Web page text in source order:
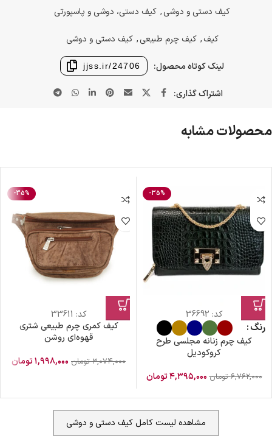
کیف دستی و دوشی, کیف دستی، دوشی و پاسپورتی
کیف, کیف چرم طبیعی, کیف دستی و دوشی
لینک کوتاه محصول: jjss.ir/24706
اشتراک گذاری:
محصولات مشابه
-35%
کد: 36692
رنگ
کیف چرم زنانه مجلسی طرح
کروکودیل
۶,۷۶۲,۰۰۰ تومان ۴,۳۹۵,۰۰۰تومان
-35%
کد: 33611
کیف کمری چرم طبیعی شتری
قهوه‌ای روشن
۳,۰۷۴,۰۰۰ تومان ۱,۹۹۸,۰۰۰تومان
مشاهده لیست کامل کیف دستی و دوشی